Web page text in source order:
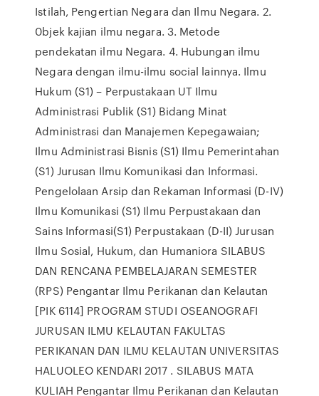
Istilah, Pengertian Negara dan Ilmu Negara. 2.
0bjek kajian ilmu negara. 3. Metode
pendekatan ilmu Negara. 4. Hubungan ilmu
Negara dengan ilmu-ilmu social lainnya. Ilmu
Hukum (S1) – Perpustakaan UT Ilmu
Administrasi Publik (S1) Bidang Minat
Administrasi dan Manajemen Kepegawaian;
Ilmu Administrasi Bisnis (S1) Ilmu Pemerintahan
(S1) Jurusan Ilmu Komunikasi dan Informasi.
Pengelolaan Arsip dan Rekaman Informasi (D-IV)
Ilmu Komunikasi (S1) Ilmu Perpustakaan dan
Sains Informasi(S1) Perpustakaan (D-II) Jurusan
Ilmu Sosial, Hukum, dan Humaniora SILABUS
DAN RENCANA PEMBELAJARAN SEMESTER
(RPS) Pengantar Ilmu Perikanan dan Kelautan
[PIK 6114] PROGRAM STUDI OSEANOGRAFI
JURUSAN ILMU KELAUTAN FAKULTAS
PERIKANAN DAN ILMU KELAUTAN UNIVERSITAS
HALUOLEO KENDARI 2017 . SILABUS MATA
KULIAH Pengantar Ilmu Perikanan dan Kelautan